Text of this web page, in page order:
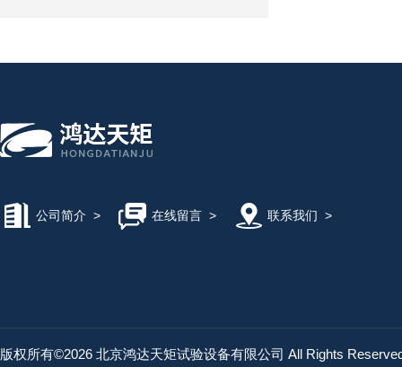
公司简介 > 在线留言> 联系我们 >
版权所有©2026 北京鸿达天矩试验设备有限公司 All Rights